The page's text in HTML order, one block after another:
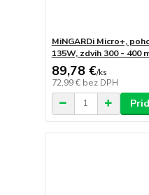
MiNGARDi Micro+,
135W, zdvih 300 - 400
89,78 €/ks
72,99 € bez DPH